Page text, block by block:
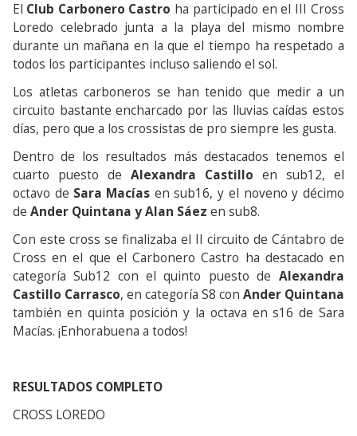
El Club Carbonero Castro ha participado en el III Cross
Loredo celebrado junta a la playa del mismo nombre
durante un mañana en la que el tiempo ha respetado a
todos los participantes incluso saliendo el sol.
Los atletas carboneros se han tenido que medir a un
circuito bastante encharcado por las lluvias caídas estos
días, pero que a los crossistas de pro siempre les gusta.
Dentro de los resultados más destacados tenemos el
cuarto puesto de Alexandra Castillo en sub12, el
octavo de Sara Macías en sub16, y el noveno y décimo
de Ander Quintana y Alan Sáez en sub8.
Con este cross se finalizaba el II circuito de Cántabro de
Cross en el que el Carbonero Castro ha destacado en
categoría Sub12 con el quinto puesto de Alexandra
Castillo Carrasco, en categoría S8 con Ander Quintana
también en quinta posición y la octava en s16 de Sara
Macías. ¡Enhorabuena a todos!
RESULTADOS COMPLETO
CROSS LOREDO